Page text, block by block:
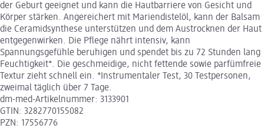
der Geburt geeignet und kann die Hautbarriere von Gesicht und
Körper stärken. Angereichert mit Mariendistelöl, kann der Balsam
die Ceramidsynthese unterstützen und dem Austrocknen der Haut
entgegenwirken. Die Pflege nährt intensiv, kann
Spannungsgefühle beruhigen und spendet bis zu 72 Stunden lang
Feuchtigkeit*. Die geschmeidige, nicht fettende sowie parfümfreie
Textur zieht schnell ein. *Instrumentaler Test, 30 Testpersonen,
zweimal täglich über 7 Tage.
dm-med-Artikelnummer: 3133901
GTIN: 3282770155082
PZN: 17556776